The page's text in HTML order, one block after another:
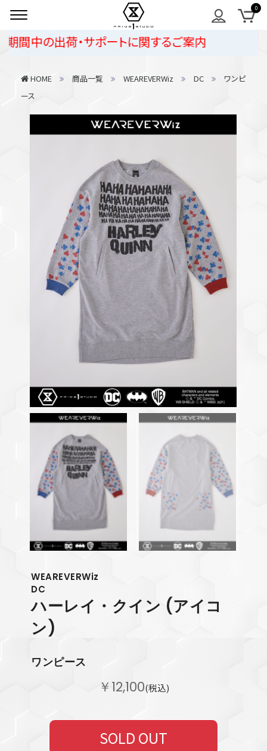
の出荷・サポートに関するご案内
HOME 商品一覧 WEAREVERWiz DC
ワンピ
ース
WEAREVERWiz
DC
ハーレイ・クイン (アイコ
ン)
ワンピース
￥12,100(税込)
SOLD OUT